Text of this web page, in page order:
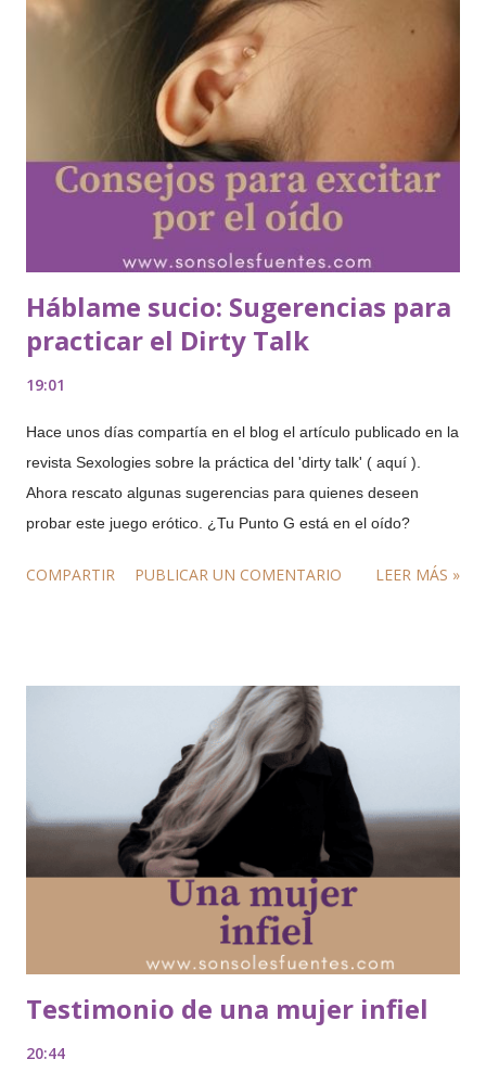
Háblame sucio: Sugerencias para
practicar el Dirty Talk
19:01
Hace unos días compartía en el blog el artículo publicado en la
revista Sexologies sobre la práctica del 'dirty talk' ( aquí ).
Ahora rescato algunas sugerencias para quienes deseen
probar este juego erótico. ¿Tu Punto G está en el oído?
COMPARTIR PUBLICAR UN COMENTARIO LEER MÁS »
Testimonio de una mujer infiel
20:44